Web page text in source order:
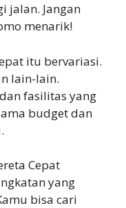
jalan. Jangan
menarik!
itu bervariasi.
lain-lain.
fasilitas yang
budget dan
Cepat
yang
bisa cari